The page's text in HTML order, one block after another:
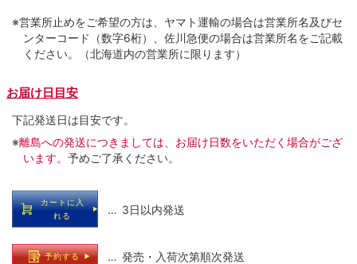
※営業所止めをご希望の方は、ヤマト運輸の場合は営業所名及びセ
ンターコード（数字6桁）、佐川急便の場合は営業所名をご記載
ください。（北海道内の営業所に限ります）
お届け日目安
下記発送日は目安です。
※離島への発送につきましては、お届け日数をいただく場合がござ
います。 予めご了承ください。
カートに入
れる
… 3日以内発送
予約する … 発売・入荷次第順次発送